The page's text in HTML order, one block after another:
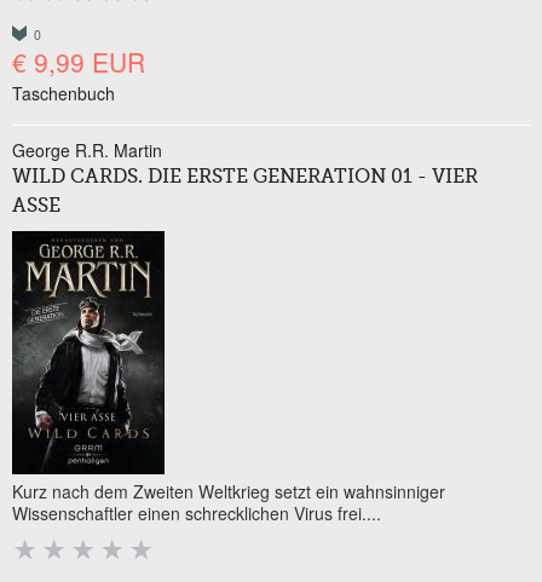
0
€ 9,99 EUR
Taschenbuch
George R.R. Martin
WILD CARDS. DIE ERSTE GENERATION 01 - VIER
ASSE
Kurz nach dem Zweiten Weltkrieg setzt ein wahnsinniger
Wissenschaftler einen schrecklichen Virus frei....